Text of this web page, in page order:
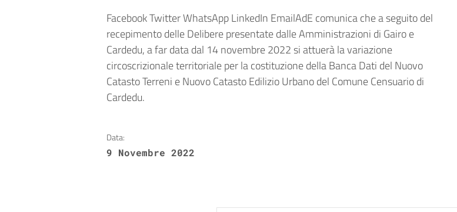
Facebook Twitter WhatsApp LinkedIn EmailAdE comunica che a seguito del
recepimento delle Delibere presentate dalle Amministrazioni di Gairo e
Cardedu, a far data dal 14 novembre 2022 si attuerà la variazione
circoscrizionale territoriale per la costituzione della Banca Dati del Nuovo
Catasto Terreni e Nuovo Catasto Edilizio Urbano del Comune Censuario di
Cardedu.
Data:
9 Novembre 2022